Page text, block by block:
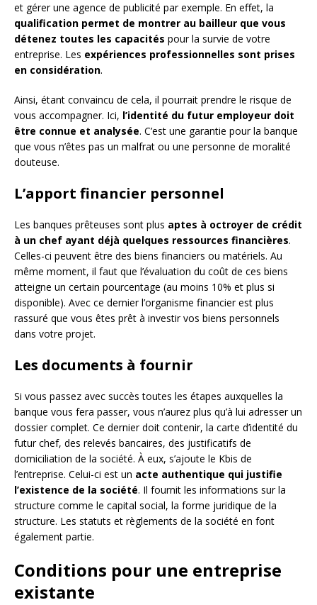
et gérer une agence de publicité par exemple. En effet, la
qualification permet de montrer au bailleur que vous
détenez toutes les capacités pour la survie de votre
entreprise. Les expériences professionnelles sont prises
en considération.
Ainsi, étant convaincu de cela, il pourrait prendre le risque de
vous accompagner. Ici, l’identité du futur employeur doit
être connue et analysée. C’est une garantie pour la banque
que vous n’êtes pas un malfrat ou une personne de moralité
douteuse.
L’apport financier personnel
Les banques prêteuses sont plus aptes à octroyer de crédit
à un chef ayant déjà quelques ressources financières.
Celles-ci peuvent être des biens financiers ou matériels. Au
même moment, il faut que l’évaluation du coût de ces biens
atteigne un certain pourcentage (au moins 10% et plus si
disponible). Avec ce dernier l’organisme financier est plus
rassuré que vous êtes prêt à investir vos biens personnels
dans votre projet.
Les documents à fournir
Si vous passez avec succès toutes les étapes auxquelles la
banque vous fera passer, vous n’aurez plus qu’à lui adresser un
dossier complet. Ce dernier doit contenir, la carte d’identité du
futur chef, des relevés bancaires, des justificatifs de
domiciliation de la société. À eux, s’ajoute le Kbis de
l’entreprise. Celui-ci est un acte authentique qui justifie
l’existence de la société. Il fournit les informations sur la
structure comme le capital social, la forme juridique de la
structure. Les statuts et règlements de la société en font
également partie.
Conditions pour une entreprise
existante